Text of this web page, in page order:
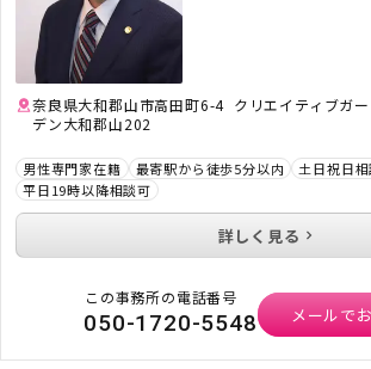
奈良県大和郡山市高田町6-4 クリエイティブガー
デン大和郡山202
男性専門家在籍 最寄駅から徒歩5分以内
土日祝日
平日19時以降相談可
詳しく見る
この事務所の電話番号
050-1720-5548 メールで